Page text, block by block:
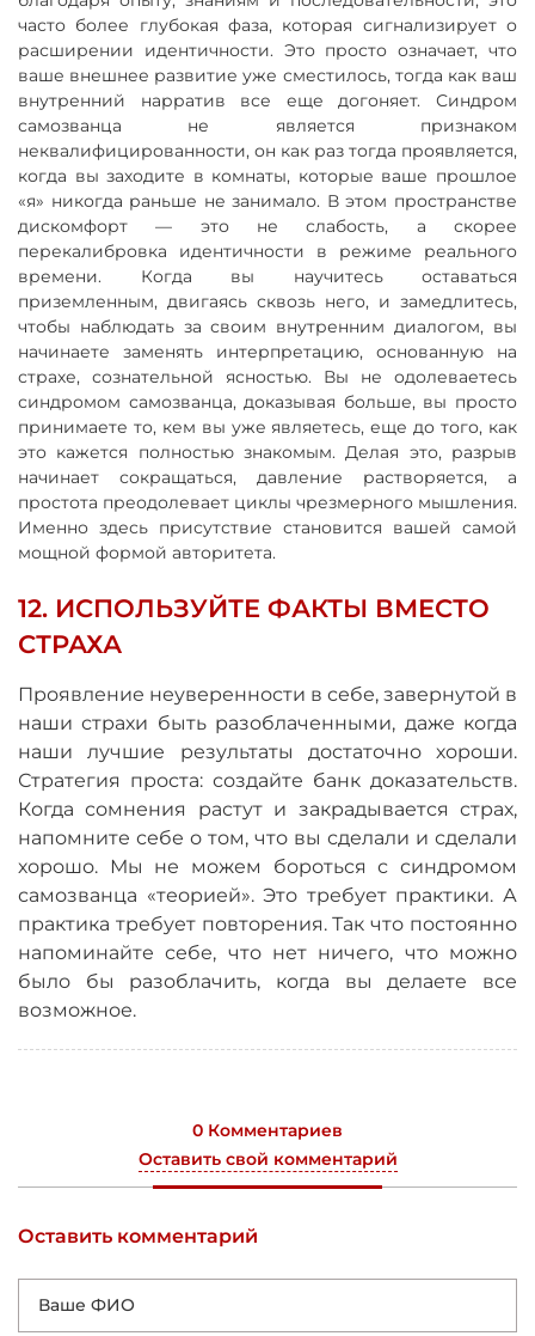
часто более глубокая фаза, которая сигнализирует о
расширении идентичности. Это просто означает, что
ваше внешнее развитие уже сместилось, тогда как ваш
внутренний нарратив все еще догоняет. Синдром
самозванца не является признаком
неквалифицированности, он как раз тогда проявляется,
когда вы заходите в комнаты, которые ваше прошлое
«я» никогда раньше не занимало. В этом пространстве
дискомфорт — это не слабость, а скорее
перекалибровка идентичности в режиме реального
времени. Когда вы научитесь оставаться
приземленным, двигаясь сквозь него, и замедлитесь,
чтобы наблюдать за своим внутренним диалогом, вы
начинаете заменять интерпретацию, основанную на
страхе, сознательной ясностью. Вы не одолеваетесь
синдромом самозванца, доказывая больше, вы просто
принимаете то, кем вы уже являетесь, еще до того, как
это кажется полностью знакомым. Делая это, разрыв
начинает сокращаться, давление растворяется, а
простота преодолевает циклы чрезмерного мышления.
Именно здесь присутствие становится вашей самой
мощной формой авторитета.
12. ИСПОЛЬЗУЙТЕ ФАКТЫ ВМЕСТО
СТРАХА
Проявление неуверенности в себе, завернутой в
наши страхи быть разоблаченными, даже когда
наши лучшие результаты достаточно хороши.
Стратегия проста: создайте банк доказательств.
Когда сомнения растут и закрадывается страх,
напомните себе о том, что вы сделали и сделали
хорошо. Мы не можем бороться с синдромом
самозванца «теорией». Это требует практики. А
практика требует повторения. Так что постоянно
напоминайте себе, что нет ничего, что можно
было бы разоблачить, когда вы делаете все
возможное.
0 Комментариев
Оставить свой комментарий
Оставить комментарий